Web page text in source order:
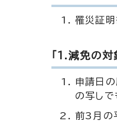
罹災証明
「1.減免の
申請日
の写しで
前3月の